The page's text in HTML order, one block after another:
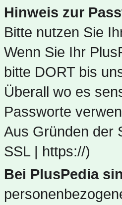
Hinweis zur
Bitte nutzen Sie
Wenn Sie Ihr
bitte DORT bis
Überall wo es
Passworte
Aus Gründen der
SSL | https://)
Bei PlusPedia